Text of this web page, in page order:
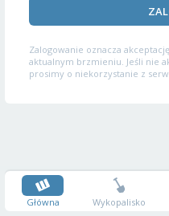
Zalogowanie oznacza akceptację
aktualnym brzmieniu. Jeśli nie
prosimy o niekorzystanie z
Główna Wykopalisko